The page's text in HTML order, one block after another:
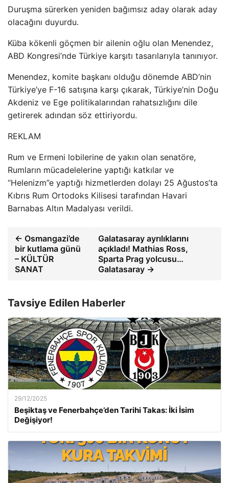
Duruşma sürerken yeniden bağımsız aday olarak aday
olacağını duyurdu.
Küba kökenli göçmen bir ailenin oğlu olan Menendez,
ABD Kongresi’nde Türkiye karşıtı tasarılarıyla tanınıyor.
Menendez, komite başkanı olduğu dönemde ABD’nin
Türkiye’ye F-16 satışına karşı çıkarak, Türkiye’nin Doğu
Akdeniz ve Ege politikalarından rahatsızlığını dile
getirerek adından söz ettiriyordu.
REKLAM
Rum ve Ermeni lobilerine de yakın olan senatöre,
Rumların mücadelelerine yaptığı katkılar ve
“Helenizm”e yaptığı hizmetlerden dolayı 25 Ağustos’ta
Kıbrıs Rum Ortodoks Kilisesi tarafından Havari
Barnabas Altın Madalyası verildi.
← Osmangazi’de
bir kutlama günü
– KÜLTÜR
SANAT
Galatasaray ayrılıklarını
açıkladı! Mathias Ross,
Sparta Prag yolcusu…
Galatasaray →
Tavsiye Edilen Haberler
29/12/2025
Beşiktaş ve Fenerbahçe’den Tarihi Takas: İki İsim
Değişiyor!